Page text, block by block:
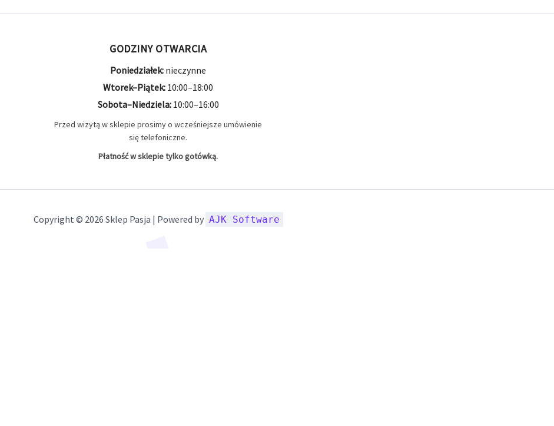
GODZINY OTWARCIA
Poniedziałek: nieczynne
Wtorek–Piątek: 10:00–18:00
Sobota–Niedziela:10:00–16:00
Przed wizytą w sklepie prosimy o wcześniejsze umówienie
się telefoniczne.
Płatność w sklepie tylko gotówką.
Copyright © 2026 Sklep Pasja | Powered by AJK Software